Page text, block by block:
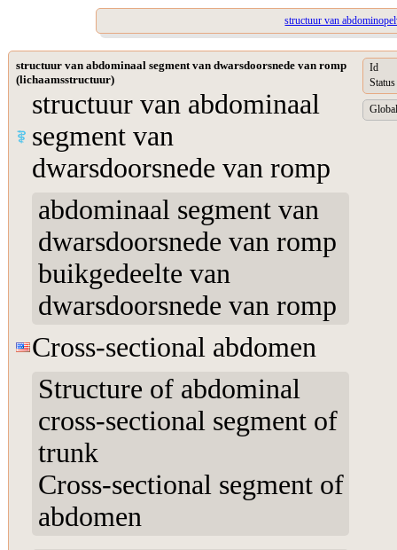
structuur van
structuur van abdominaal segment van dwarsdoorsnede van romp
(lichaamsstructuur)
structuur van abdominaal
segment van
dwarsdoorsnede van romp
abdominaal segment van
dwarsdoorsnede van romp
buikgedeelte van
dwarsdoorsnede van romp
Cross-sectional abdomen
Structure of abdominal
cross-sectional segment of
trunk
Cross-sectional segment of
abdomen
Id
Status